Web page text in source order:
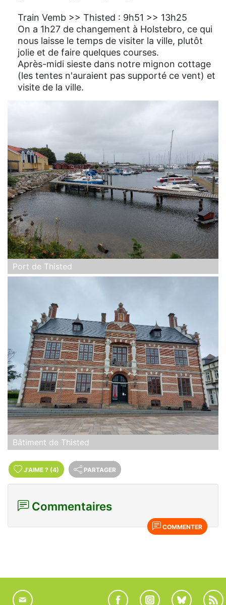
Train Vemb >> Thisted : 9h51 >> 13h25
On a 1h27 de changement à Holstebro, ce qui
nous laisse le temps de visiter la ville, plutôt
jolie et de faire quelques courses.
Après-midi sieste dans notre mignon cottage
(les tentes n'auraient pas supporté ce vent) et
visite de la ville.
Port de Thisted
Bâtiment de Thisted
J'AIME ? (4) PARTAGER
Commentaires
COMMENTER